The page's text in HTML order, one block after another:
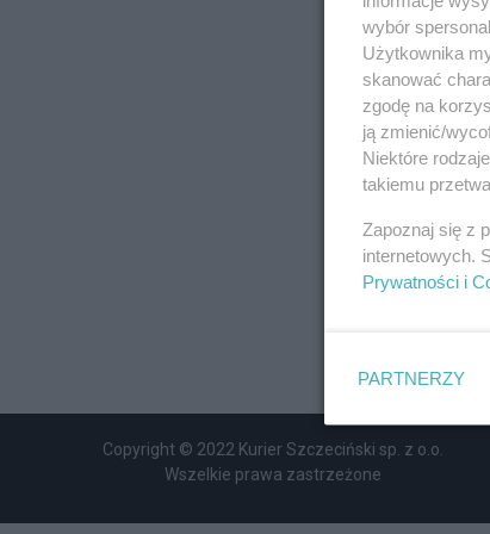
Copyright © 2022 Kurier Szczeciński sp. z o.o.
Wszelkie prawa zastrzeżone
wybór
Użytkownika
skanować
zgodę na
ją zmienić/
Niektóre
takiemu
Zapoznaj się z
internetowych.
Prywatności i
PARTNERZY